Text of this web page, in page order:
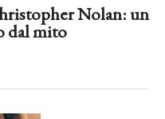
Nolan: un
dal mito